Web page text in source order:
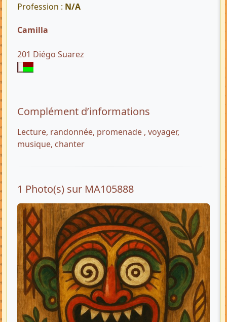
Profession : N/A
Camilla
201 Diégo Suarez
Complément d’informations
Lecture, randonnée, promenade , voyager,
musique, chanter
1 Photo(s) sur MA105888